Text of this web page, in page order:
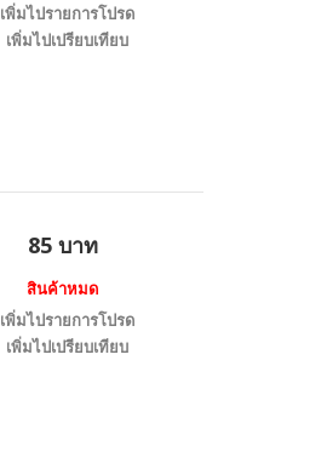
เพิ่มไปรายการโปรด
เพิ่มไปเปรียบเทียบ
85 บาท
สินค้าหมด
เพิ่มไปรายการโปรด
เพิ่มไปเปรียบเทียบ